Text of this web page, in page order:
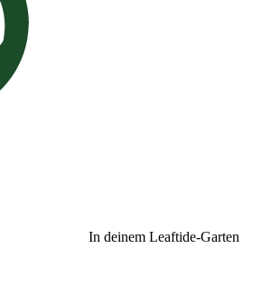
In deinem Leaftide-Garten